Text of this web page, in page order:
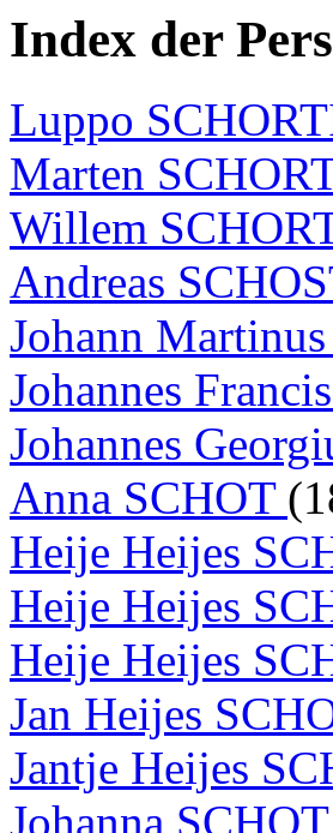
Index der
Luppo
Marten
Willem
Andreas
Johann
Johannes
Johannes
Anna SCHOT
Heije Heijes
Heije Heijes
Heije Heijes
Jan Heijes
Jantje Heijes
Johanna SCHOT